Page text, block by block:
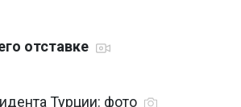
отставке
Турции: фото